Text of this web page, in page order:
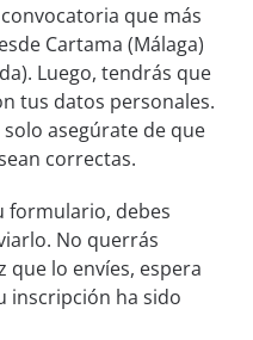
que más
Cartama (Málaga)
Luego, tendrás que
tus datos personales.
asegúrate de que
correctas.
formulario, debes
No querrás
que lo envíes, espera
inscripción ha sido